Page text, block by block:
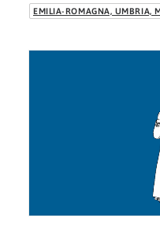
EMILIA-ROMAGNA, UMBRIA,